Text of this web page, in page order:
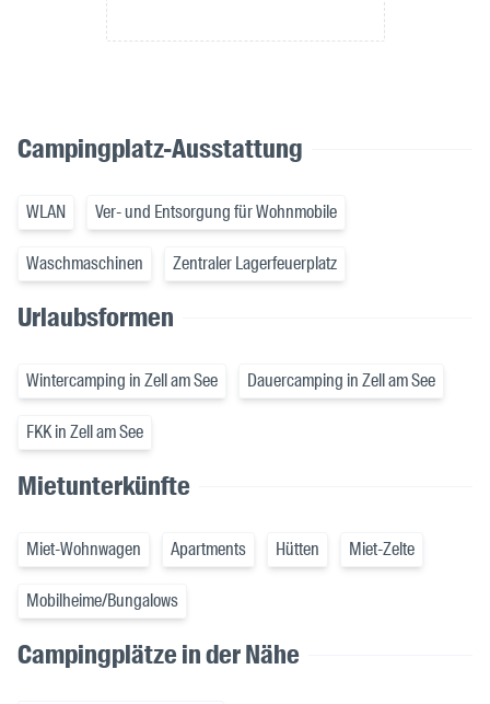
Campingplatz-Ausstattung
WLAN Ver- und Entsorgung für Wohnmobile
Waschmaschinen Zentraler Lagerfeuerplatz
Urlaubsformen
Wintercamping in Zell am See Dauercamping in Zell am See
FKK in Zell am See
Mietunterkünfte
Miet-Wohnwagen Apartments Hütten Miet-Zelte
Mobilheime/Bungalows
Campingplätze in der Nähe